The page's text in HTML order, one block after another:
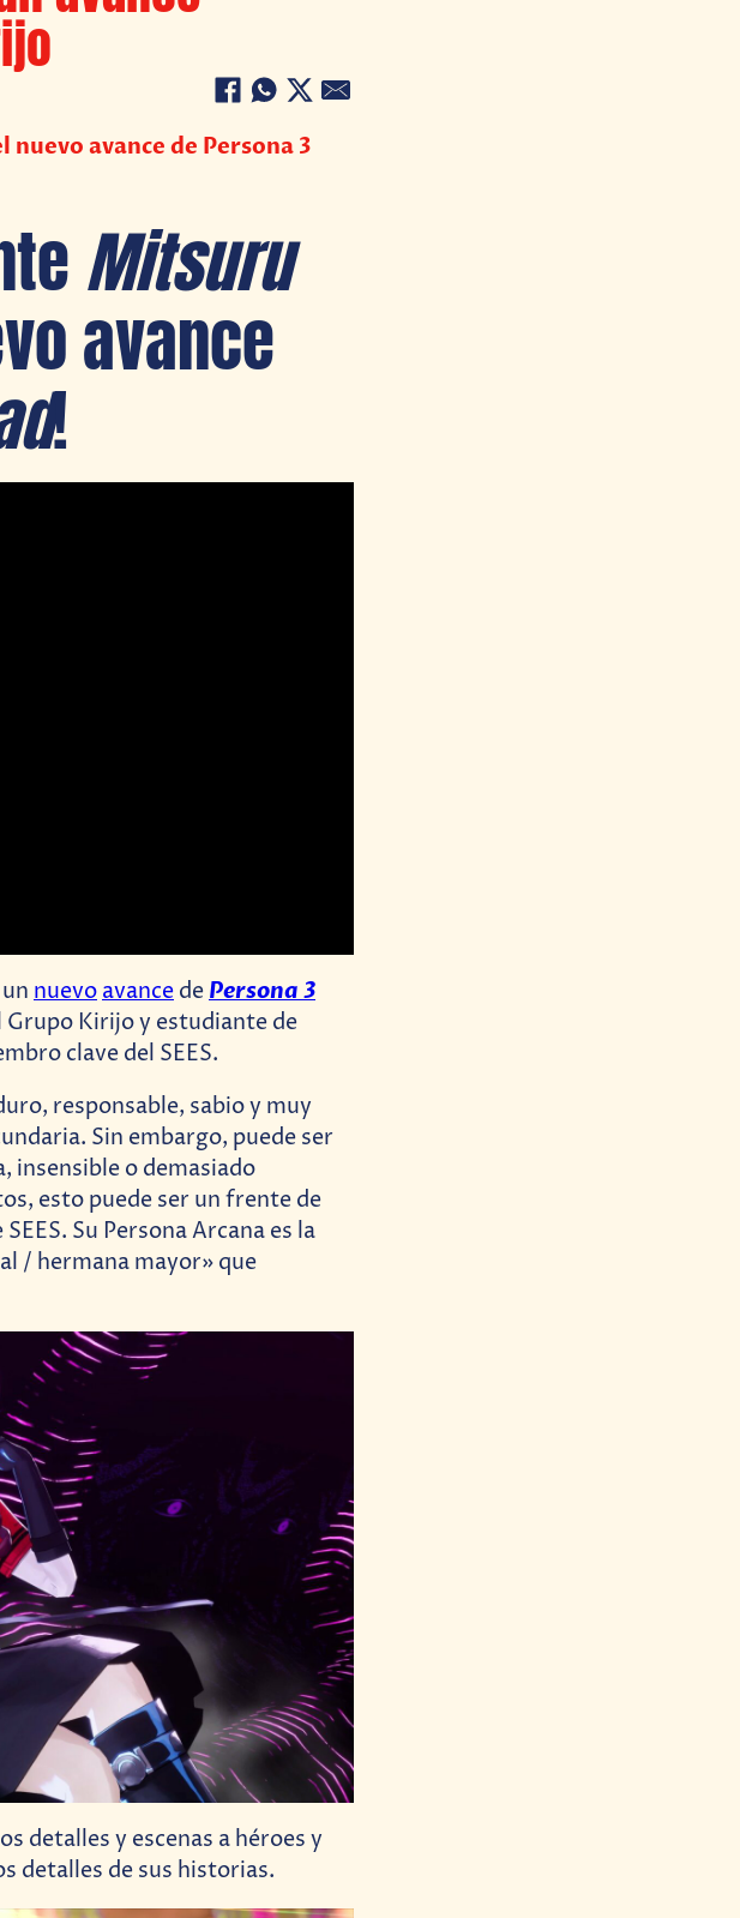
avance de Persona 3
Mitsuru
avance
!
nuevoavance de Persona 3
Grupo Kirijo y estudiante de
clave del SEES.
responsable, sabio y muy
Sin embargo, puede ser
insensible o demasiado
esto puede ser un frente de
Su Persona Arcana es la
/ hermana mayor» que
detalles y escenas a héroes y
detalles de sus historias.